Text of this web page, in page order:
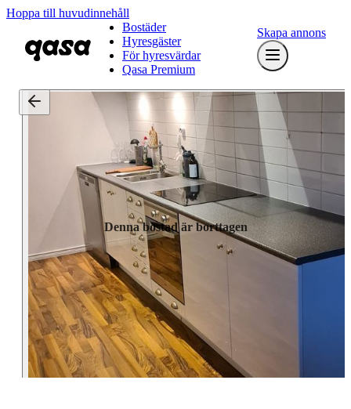
Hoppa till huvudinnehåll
Bostäder
Hyresgäster
För hyresvärdar
Qasa Premium
Skapa annons
Denna bostad är borttagen